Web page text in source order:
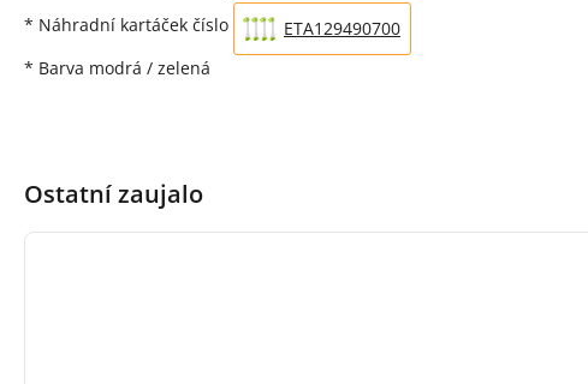
* Náhradní kartáček číslo
ETA129490700
* Barva modrá / zelená
Ostatní zaujalo